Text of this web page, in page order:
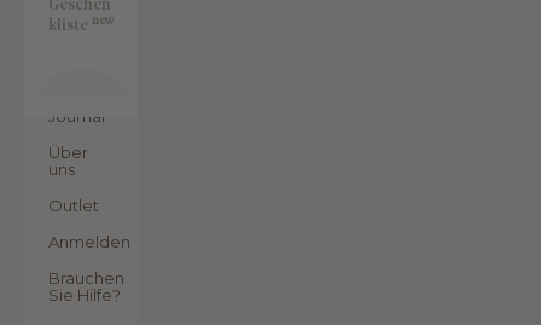
Geschen
kliste new
Journal
Über
uns
Outlet
Anmelden
Brauchen
Sie Hilfe?